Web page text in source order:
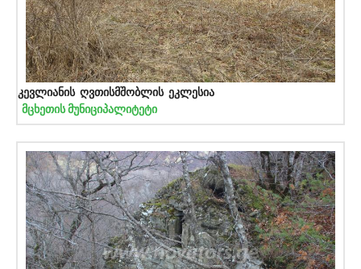
კევლიანის ღვთისმშობლის ეკლესია
მცხეთის მუნიციპალიტეტი